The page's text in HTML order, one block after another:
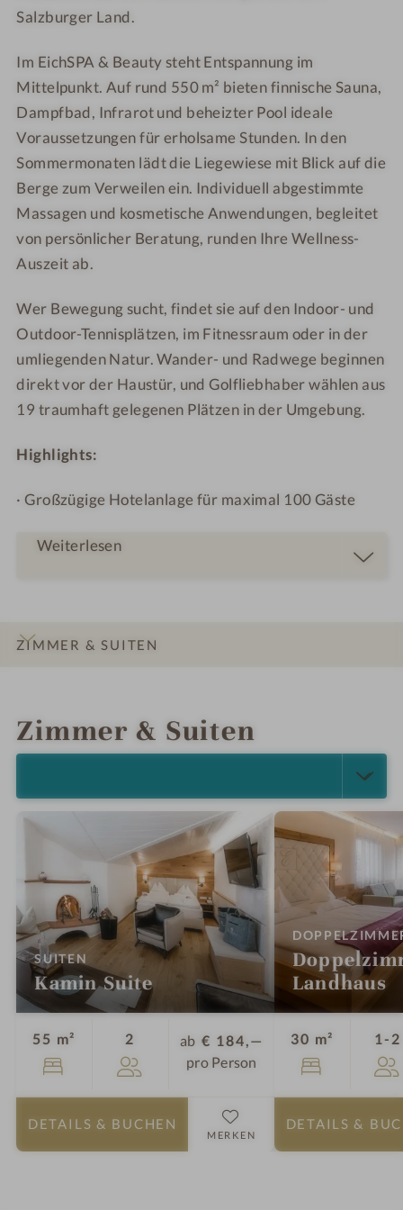
t
e
Salzburger Land.
Im EichSPA & Beauty steht Entspannung im
Mittelpunkt. Auf rund 550 m² bieten finnische Sauna,
Dampfbad, Infrarot und beheizter Pool ideale
Voraussetzungen für erholsame Stunden. In den
Sommermonaten lädt die Liegewiese mit Blick auf die
Berge zum Verweilen ein. Individuell abgestimmte
Massagen und kosmetische Anwendungen, begleitet
von persönlicher Beratung, runden Ihre Wellness-
Auszeit ab.
Wer Bewegung sucht, findet sie auf den Indoor- und
Outdoor-Tennisplätzen, im Fitnessraum oder in der
umliegenden Natur. Wander- und Radwege beginnen
direkt vor der Haustür, und Golfliebhaber wählen aus
19 traumhaft gelegenen Plätzen in der Umgebung.
Highlights:
· Großzügige Hotelanlage für maximal 100 Gäste
Weiterlesen
ZIMMER & SUITEN
Zimmer & Suiten
SUITEN
Kamin Suite
55 m² 2 Personen
ab € 184,—
pro Person
DETAILS & BUCHEN
MERKEN
Landhaus
30 m² 1-2
DETAILS &